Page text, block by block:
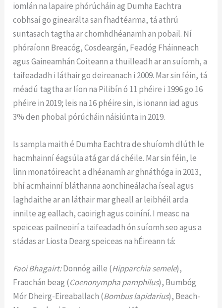
iomlán na lapaire phórúcháin ag Dumha Eachtra
cobhsaí go ginearálta san fhadtéarma, tá athrú
suntasach tagtha ar chomhdhéanamh an pobail. Ní
phóraíonn Breacóg, Cosdeargán, Feadóg Fháinneach
agus Gaineamhán Coiteann a thuilleadh ar an suíomh, a
taifeadadh i láthair go deireanach i 2009. Mar sin féin, tá
méadú tagtha ar líon na Pilibín ó 11 phéire i 1996 go 16
phéire in 2019; leis na 16 phéire sin, is ionann iad agus
3% den phobal pórúcháin náisiúnta in 2019.
Is sampla maith é Dumha Eachtra de shuíomh dlúth le
hacmhainní éagsúla atá gar dá chéile. Mar sin féin, le
linn monatóireacht a dhéanamh ar ghnáthóga in 2013,
bhí acmhainní bláthanna aonchineálacha íseal agus
laghdaithe ar an láthair mar gheall ar leibhéil arda
innilte ag eallach, caoirigh agus coiníní. I measc na
speiceas pailneoirí a taifeadadh ón suíomh seo agus a
stádas ar Liosta Dearg speiceas na hÉireann tá:
Faoi Bhagairt:Donnóg aille (Hipparchia semele),
Fraochán beag (Coenonympha pamphilus), Bumbóg
Mór Dheirg-Eireaballach (Bombus lapidarius), Beach-